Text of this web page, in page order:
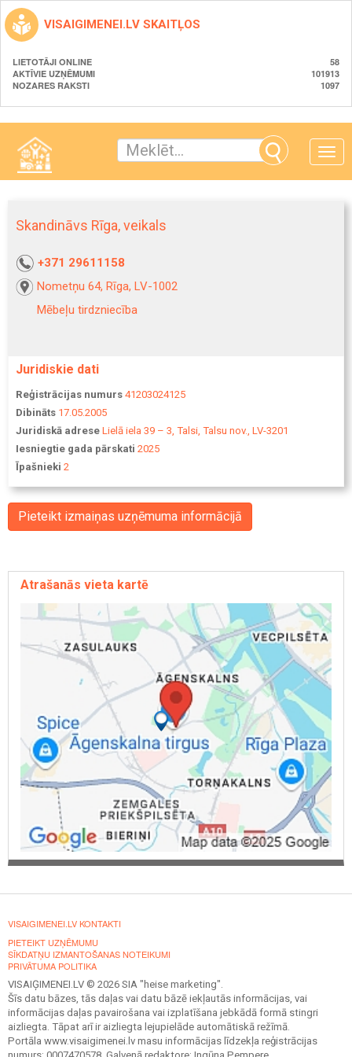
VISAIGIMENEI.LV SKAITĻOS
LIETOTĀJI ONLINE
58
AKTĪVIE UZŅĒMUMI
101913
NOZARES RAKSTI
1097
Toggle
Skandināvs Rīga, veikals
+371 29611158
Nometņu 64, Rīga, LV-1002
Mēbeļu tirdzniecība
Juridiskie dati
Reģistrācijas numurs 41203024125
Dibināts 17.05.2005
Juridiskā adrese Lielā iela 39 – 3, Talsi, Talsu nov., LV-3201
Iesniegtie gada pārskati 2025
Īpašnieki 2
Pieteikt izmaiņas uzņēmuma informācijā
Atrašanās vieta kartē
VISAIGIMENEI.LV KONTAKTI
PIETEIKT UZŅĒMUMU
SĪKDATŅU IZMANTOŠANAS NOTEIKUMI
PRIVĀTUMA POLITIKA
VISAIĢIMENEI.LV © 2026 SIA "heise marketing".
Šīs datu bāzes, tās daļas vai datu bāzē iekļautās informācijas, vai
informācijas daļas pavairošana vai izplatīšana jebkādā formā stingri
aizliegta. Tāpat arī ir aizliegta lejupielāde automātiskā režīmā.
Portāla www.visaigimenei.lv masu informācijas līdzekļa reģistrācijas